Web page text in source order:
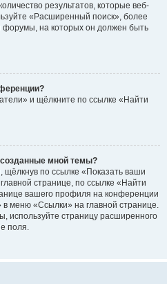
результатов, которые веб-
«Расширенный поиск», более
форумы, на которых он должен быть
и щёлкните по ссылке «Найти
созданные мной темы?
по ссылке «Показать ваши
странице, по ссылке «Найти
вашего профиля на конференции
меню «Ссылки» на главной странице.
используйте страницу расширенного
поля.